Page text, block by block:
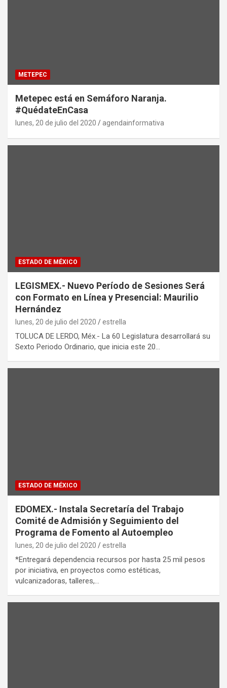
METEPEC
Metepec está en Semáforo Naranja.
#QuédateEnCasa
lunes, 20 de julio del 2020 agendainformativa
ESTADO DE MÉXICO
LEGISMEX.- Nuevo Período de Sesiones Será
con Formato en Línea y Presencial: Maurilio
Hernández
lunes, 20 de julio del 2020 estrella
TOLUCA DE LERDO, Méx.- La 60 Legislatura desarrollará su
Sexto Periodo Ordinario, que inicia este 20…
ESTADO DE MÉXICO
EDOMEX.- Instala Secretaría del Trabajo
Comité de Admisión y Seguimiento del
Programa de Fomento al Autoempleo
lunes, 20 de julio del 2020 estrella
*Entregará dependencia recursos por hasta 25 mil pesos
por iniciativa, en proyectos como estéticas,
vulcanizadoras, talleres,…